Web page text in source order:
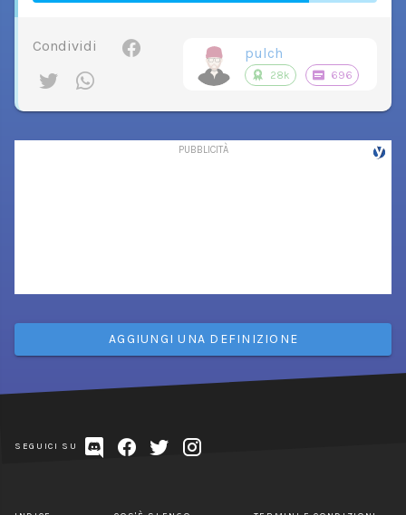
Condividi pulch
28k 696
AGGIUNGI UNA DEFINIZIONE
SEGUICI SU